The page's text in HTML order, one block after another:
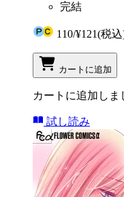
完結
110/¥121(税
カートに追加
カートに追加しま
試し読み